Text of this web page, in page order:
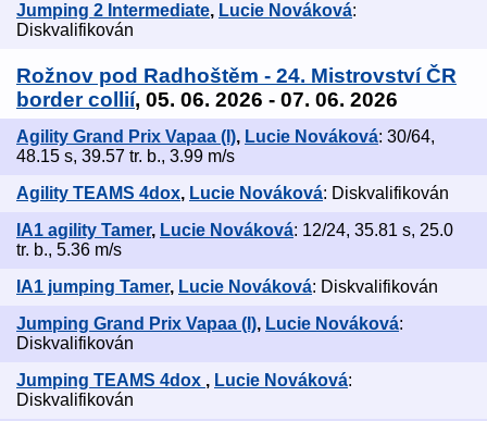
Jumping 2 Intermediate, Lucie Nováková:
Diskvalifikován
Rožnov pod Radhoštěm - 24. Mistrovství ČR
border collií, 05. 06. 2026 - 07. 06. 2026
Agility Grand Prix Vapaa (I), Lucie Nováková: 30/64,
48.15 s, 39.57 tr. b., 3.99 m/s
Agility TEAMS 4dox, Lucie Nováková: Diskvalifikován
IA1 agility Tamer, Lucie Nováková: 12/24, 35.81 s, 25.0
tr. b., 5.36 m/s
IA1 jumping Tamer, Lucie Nováková: Diskvalifikován
Jumping Grand Prix Vapaa (I), Lucie Nováková:
Diskvalifikován
Jumping TEAMS 4dox , Lucie Nováková:
Diskvalifikován